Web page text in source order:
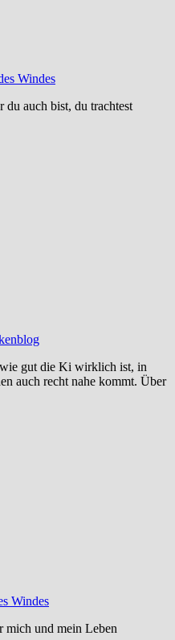
Windes
du auch bist, du trachtest
wie gut die Ki wirklich ist, in
auch recht nahe kommt. Über
Windes
mich und mein Leben